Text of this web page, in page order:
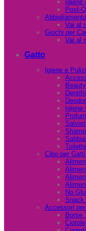
Igiene
Post-
Abbigliamento
Vai al
Giochi per
Vai al
Gatto
Igiene e
Igiene
Toilette
Cibo per Gatti
No
Snack
Accessori
Borse
Ciotole